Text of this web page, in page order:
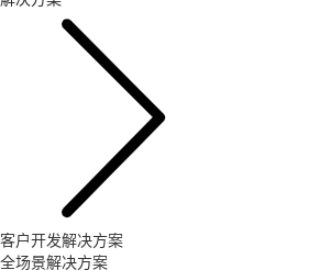
客户开发解决方案
全场景解决方案